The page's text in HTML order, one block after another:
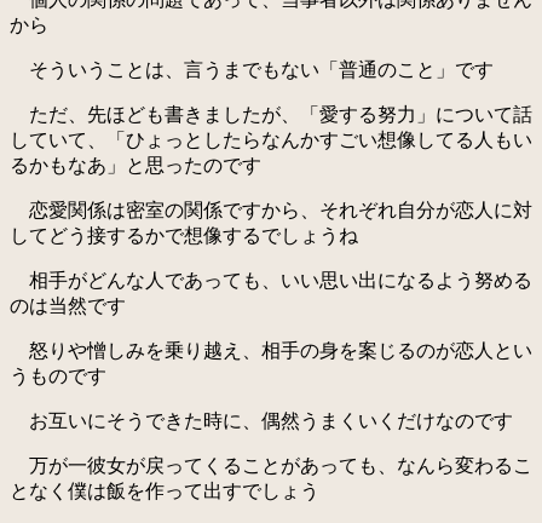
から
そういうことは、言うまでもない「普通のこと」です
ただ、先ほども書きましたが、「愛する努力」について話
していて、「ひょっとしたらなんかすごい想像してる人もい
るかもなあ」と思ったのです
恋愛関係は密室の関係ですから、それぞれ自分が恋人に対
してどう接するかで想像するでしょうね
相手がどんな人であっても、いい思い出になるよう努める
のは当然です
怒りや憎しみを乗り越え、相手の身を案じるのが恋人とい
うものです
お互いにそうできた時に、偶然うまくいくだけなのです
万が一彼女が戻ってくることがあっても、なんら変わるこ
となく僕は飯を作って出すでしょう